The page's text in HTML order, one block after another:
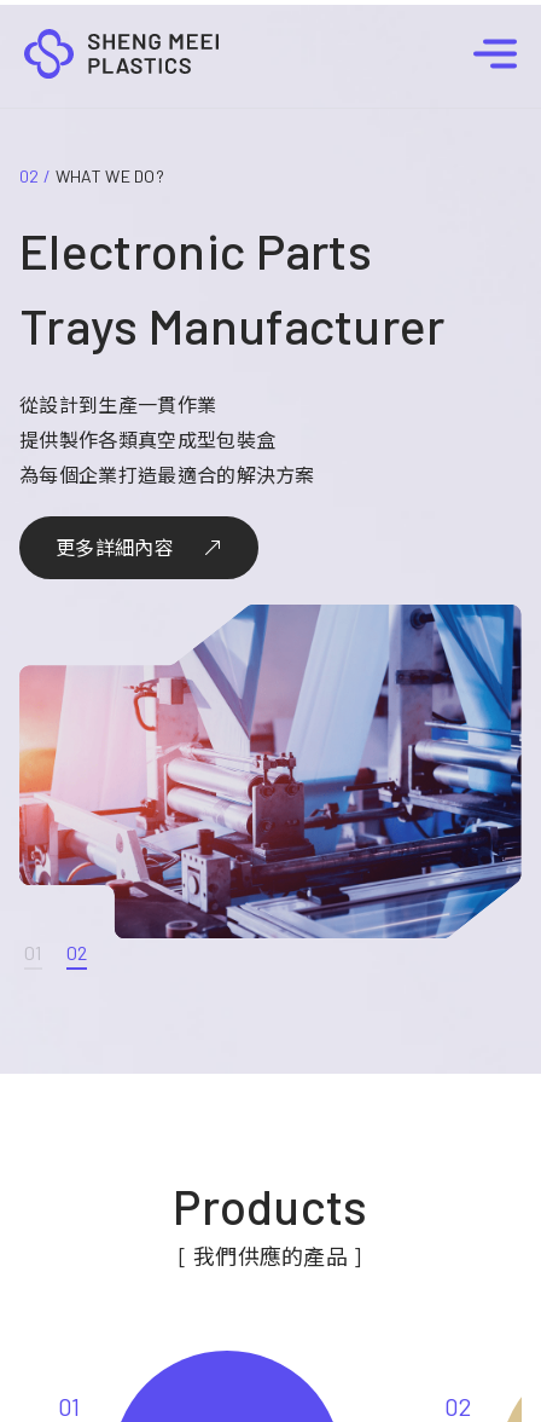
01 / WHAT WE DO?
Electronic Parts Trays
Manufacturer
從設計到生產一貫作業
提供製作各類真空成型包裝盒
為每個企業打造最適合的解決方案
更多詳細內容
02 / WHAT WE DO?
Electronic Parts
Trays Manufacturer
從設計到生產一貫作業
提供製作各類真空成型包裝盒
為每個企業打造最適合的解決方案
更多詳細內容
01 02
Products
[ 我們供應的產品 ]
01 02